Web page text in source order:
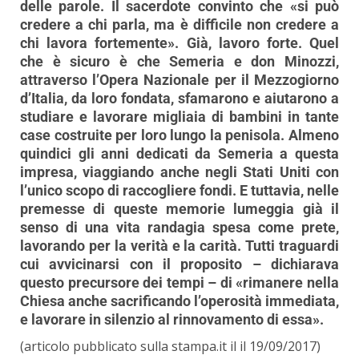
delle parole. Il sacerdote convinto che «si può
credere a chi parla, ma è difficile non credere a
chi lavora fortemente». Già, lavoro forte. Quel
che è sicuro è che Semeria e don Minozzi,
attraverso l’Opera Nazionale per il Mezzogiorno
d’Italia, da loro fondata, sfamarono e aiutarono a
studiare e lavorare migliaia di bambini in tante
case costruite per loro lungo la penisola. Almeno
quindici gli anni dedicati da Semeria a questa
impresa, viaggiando anche negli Stati Uniti con
l’unico scopo di raccogliere fondi. E tuttavia, nelle
premesse di queste memorie lumeggia già il
senso di una vita randagia spesa come prete,
lavorando per la verità e la carità. Tutti traguardi
cui avvicinarsi con il proposito – dichiarava
questo precursore dei tempi – di «rimanere nella
Chiesa anche sacrificando l’operosità immediata,
e lavorare in silenzio al rinnovamento di essa».
(articolo pubblicato sulla stampa.it il il 19/09/2017)